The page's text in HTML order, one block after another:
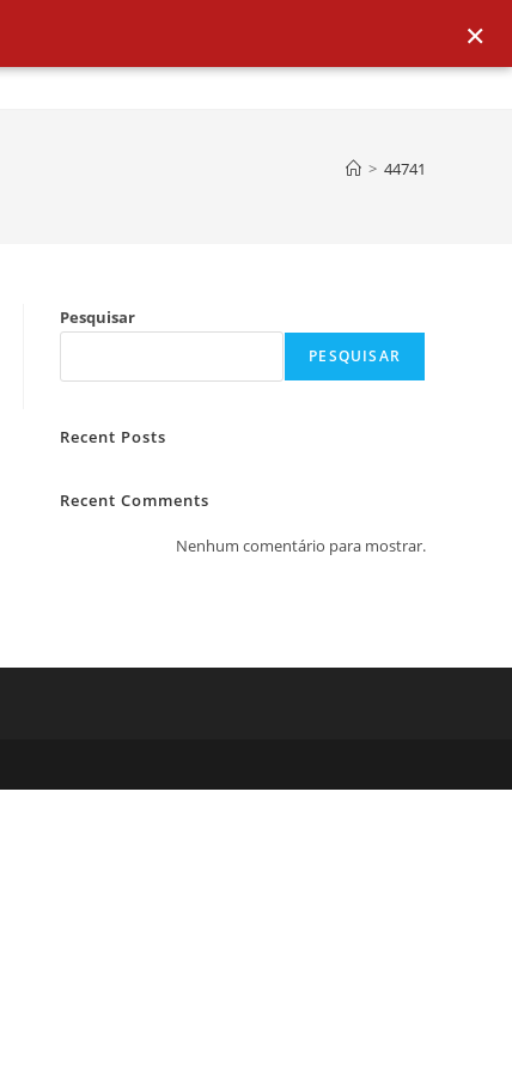
> 44741
Pesquisar
PESQUISAR
Recent Posts
Recent Comments
Nenhum comentário para mostrar.
×